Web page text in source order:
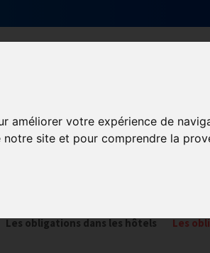
améliorer votre expérience de
site et pour comprendre la
fiscalité
Les obligations dans les hôtels
Les